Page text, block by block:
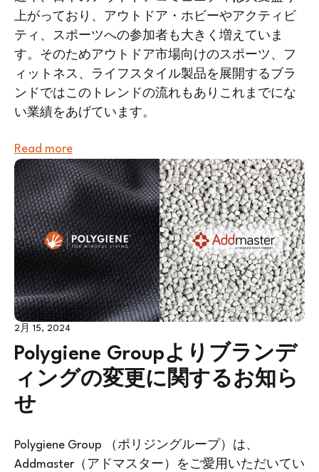
上がっており、アウトドア・ホビーやアクティビ
ティ、スポーツへの参加者も大きく増えていま
す。そのためアウトドア市場向けのスポーツ、フ
ィットネス、ライフスタイル製品を展開するブラ
ンドではこのトレンドの流れもありこれまでにな
い業績をあげています。
Read more
2月 15, 2024
Polygiene Groupよりブランデ
ィングの変更に関するお知ら
せ
Polygiene Group （ポリジングループ）は、
Addmaster（アドマスター）をご愛用いただいてい